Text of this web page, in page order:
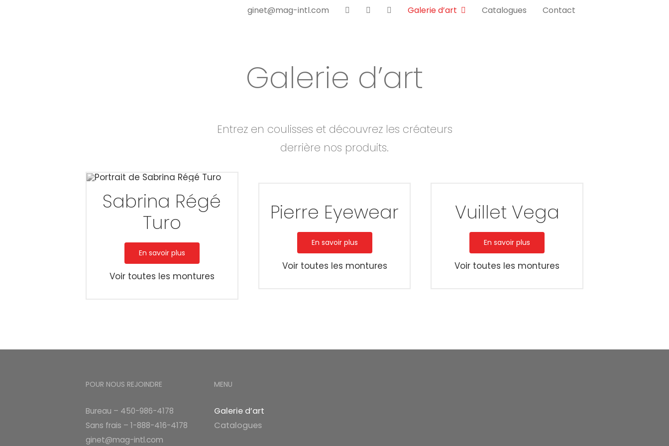
ginet@mag-intl.com Galerie d’art Catalogues Contact
Galerie d’art
Entrez en coulisses et découvrez les créateurs
derrière nos produits.
Sabrina Régé
Turo
En savoir plus
Voir toutes les montures
Pierre Eyewear
En savoir plus
Voir toutes les montures
Vuillet Vega
En savoir plus
Voir toutes les montures
POUR NOUS REJOINDRE
Bureau – 450-986-4178
Sans frais – 1-888-416-4178
ginet@mag-intl.com
MENU
Galerie d’art
Catalogues